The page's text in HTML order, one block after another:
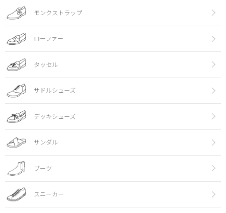
モンクストラップ
ローファー
タッセル
サドルシューズ
デッキシューズ
サンダル
ブーツ
スニーカー